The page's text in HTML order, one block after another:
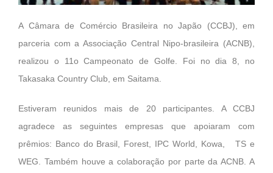
A Câmara de Comércio Brasileira no Japão (CCBJ), em
parceria com a Associação Central Nipo-brasileira (ACNB),
realizou o 11o Campeonato de Golfe. Foi no dia 8, no
Takasaka Country Club, em Saitama.
Estiveram reunidos mais de 20 participantes. A CCBJ
agradece as seguintes empresas que apoiaram com
prêmios: Banco do Brasil, Forest, IPC World, Kowa,
TS e
WEG. Também houve a colaboração por parte da ACNB. A